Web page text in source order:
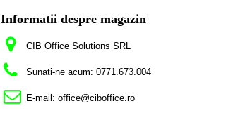
Informatii despre magazin
CIB Office Solutions SRL
Sunati-ne acum: 0771.673.004
E-mail: office@ciboffice.ro